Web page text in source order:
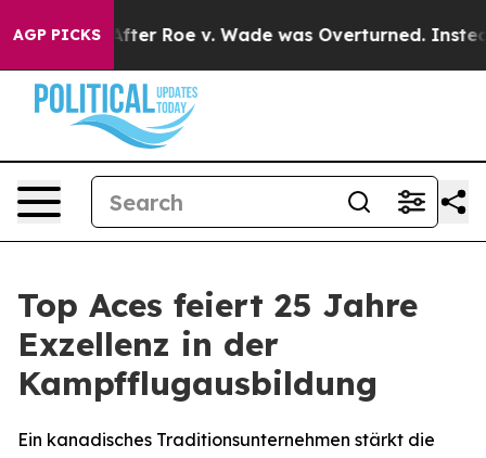
AGP PICKSAfter Roe v. Wade was Overturned. Instead,
Top Aces feiert 25 Jahre
Exzellenz in der
Kampfflugausbildung
Ein kanadisches Traditionsunternehmen stärkt die